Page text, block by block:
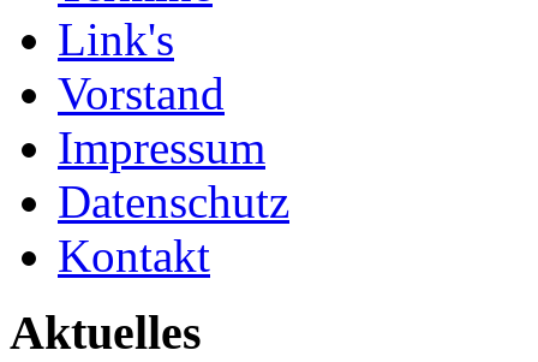
Link's
Vorstand
Impressum
Datenschutz
Kontakt
Aktuelles